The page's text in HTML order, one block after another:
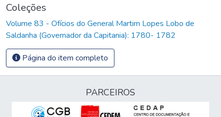
Coleções
Volume 83 - Ofícios do General Martim Lopes Lobo de
Saldanha (Governador da Capitania): 1780- 1782
Página do item completo
PARCEIROS